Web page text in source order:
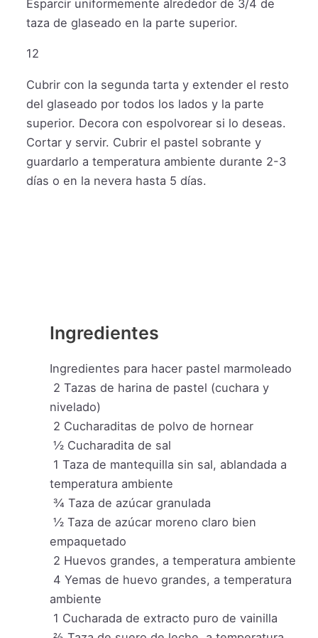
Esparcir uniformemente alrededor de 3/4 de
taza de glaseado en la parte superior.
12
Cubrir con la segunda tarta y extender el resto
del glaseado por todos los lados y la parte
superior. Decora con espolvorear si lo deseas.
Cortar y servir. Cubrir el pastel sobrante y
guardarlo a temperatura ambiente durante 2-3
días o en la nevera hasta 5 días.
Ingredientes
Ingredientes para hacer pastel marmoleado
2 Tazas de harina de pastel (cuchara y
nivelado)
2 Cucharaditas de polvo de hornear
½ Cucharadita de sal
1 Taza de mantequilla sin sal, ablandada a
temperatura ambiente
¾ Taza de azúcar granulada
½ Taza de azúcar moreno claro bien
empaquetado
2 Huevos grandes, a temperatura ambiente
4 Yemas de huevo grandes, a temperatura
ambiente
1 Cucharada de extracto puro de vainilla